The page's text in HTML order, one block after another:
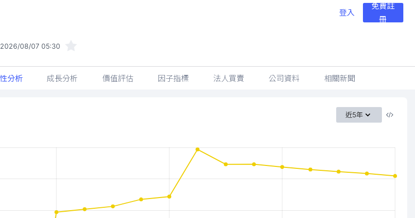
登入
免費註
冊
2026/08/07 05:30
分析 成長分析 價值評估 因子指標 法人買賣 公司資料 相關新聞
近5年